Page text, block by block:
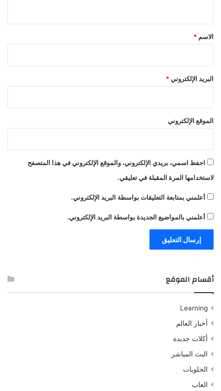
*
الاسم *
البريد الإلكتروني *
الموقع الإلكتروني
احفظ اسمي، بريدي الإلكتروني، والموقع الإلكتروني في هذا المتصفح
لاستخدامها المرة المقبلة في تعليقي.
أعلمني بمتابعة التعليقات بواسطة البريد الإلكتروني.
أعلمني بالمواضيع الجديدة بواسطة البريد الإلكتروني.
أقسام الموقع
Learning
أخبار العالم
أكلات جديدة
البث المباشر
الحلويات
العاب